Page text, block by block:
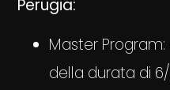
Perugia:
Master
della durata di